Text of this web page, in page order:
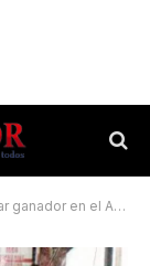
el Apertura Femenino